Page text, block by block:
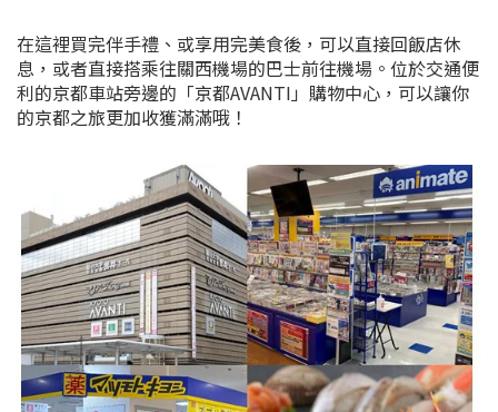
在這裡買完伴手禮、或享用完美食後，可以直接回飯店休
息，或者直接搭乘往關西機場的巴士前往機場。位於交通便
利的京都車站旁邊的「京都AVANTI」購物中心，可以讓你
的京都之旅更加收獲滿滿哦！